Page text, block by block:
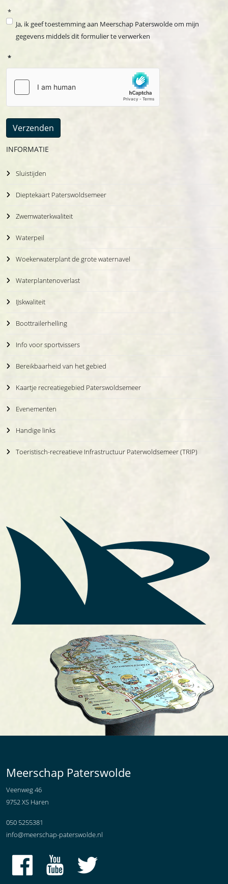
*
Ja, ik geef toestemming aan Meerschap Paterswolde om mijn
gegevens middels dit formulier te verwerken
*
Verzenden
INFORMATIE
Sluistijden
Dieptekaart Paterswoldsemeer
Zwemwaterkwaliteit
Waterpeil
Woekerwaterplant de grote waternavel
Waterplantenoverlast
IJskwaliteit
Boottrailerhelling
Info voor sportvissers
Bereikbaarheid van het gebied
Kaartje recreatiegebied Paterswoldsemeer
Evenementen
Handige links
Toeristisch-recreatieve Infrastructuur Paterwoldsemeer (TRIP)
Meerschap Paterswolde
Veenweg 46
9752 XS Haren
050 5255381
info@meerschap-paterswolde.nl